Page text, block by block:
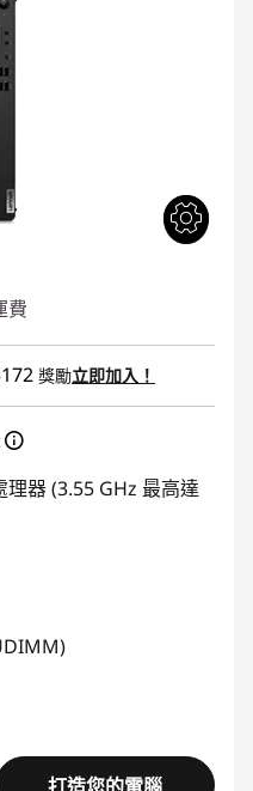
費
獎勵立即加入！
器 (3.55 GHz 最高達